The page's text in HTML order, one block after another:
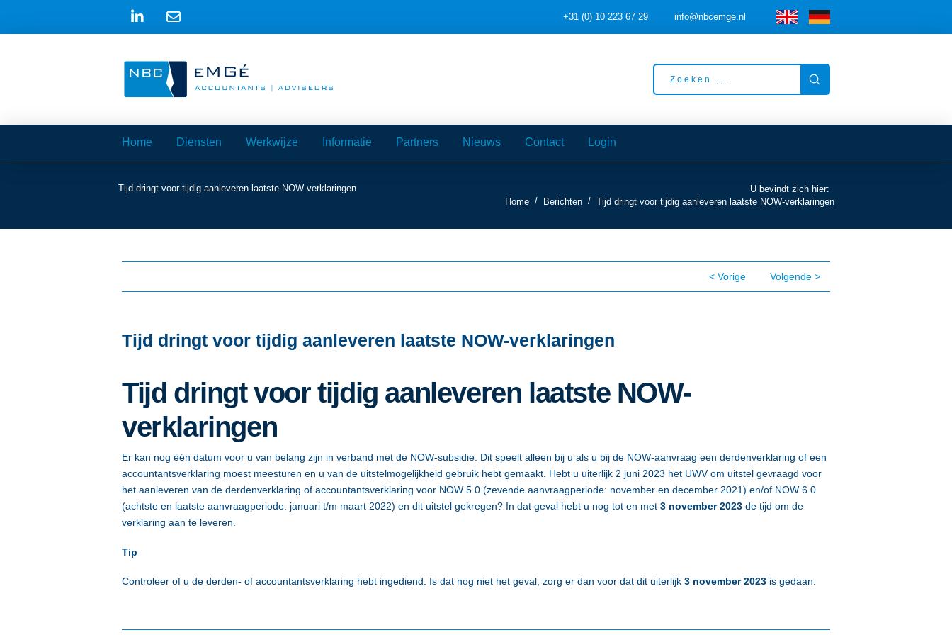
+31 (0) 10 223 67 29 info@nbcemge.nl
Submit
Home Diensten Werkwijze Informatie Partners Nieuws Contact Login
Tijd dringt voor tijdig aanleveren laatste NOW-verklaringen
U bevindt zich hier:
Home
/ Berichten / Tijd dringt voor tijdig aanleveren laatste NOW-verklaringen
< Vorige Volgende >
Tijd dringt voor tijdig aanleveren laatste NOW-verklaringen
Tijd dringt voor tijdig aanleveren laatste NOW-
verklaringen
Er kan nog één datum voor u van belang zijn in verband met de NOW-subsidie. Dit speelt alleen bij u als u bij de NOW-aanvraag een derdenverklaring of een
accountantsverklaring moest meesturen en u van de uitstelmogelijkheid gebruik hebt gemaakt. Hebt u uiterlijk 2 juni 2023 het UWV om uitstel gevraagd voor
het aanleveren van de derdenverklaring of accountantsverklaring voor NOW 5.0 (zevende aanvraagperiode: november en december 2021) en/of NOW 6.0
(achtste en laatste aanvraagperiode: januari t/m maart 2022) en dit uitstel gekregen? In dat geval hebt u nog tot en met 3 november 2023 de tijd om de
verklaring aan te leveren.
Tip
Controleer of u de derden- of accountantsverklaring hebt ingediend. Is dat nog niet het geval, zorg er dan voor dat dit uiterlijk 3 november 2023 is gedaan.